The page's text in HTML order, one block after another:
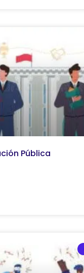
Pública